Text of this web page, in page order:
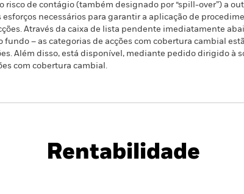
risco de contágio (também designado por “spill-over”) a
necessários para garantir a aplicação de
Através da caixa de lista pendente imediatamente
fundo – as categorias de acções com cobertura cambial
Além disso, está disponível, mediante pedido dirigido à
com cobertura cambial.
Download
Rentabilidade